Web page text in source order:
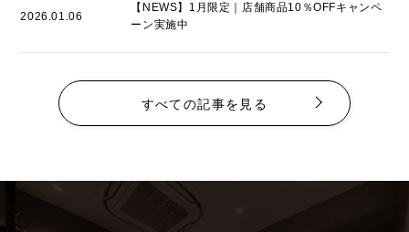
2026.01.06
【NEWS】1月限定｜店舗商品10％OFFキャンペ
ーン実施中
すべての記事を見る